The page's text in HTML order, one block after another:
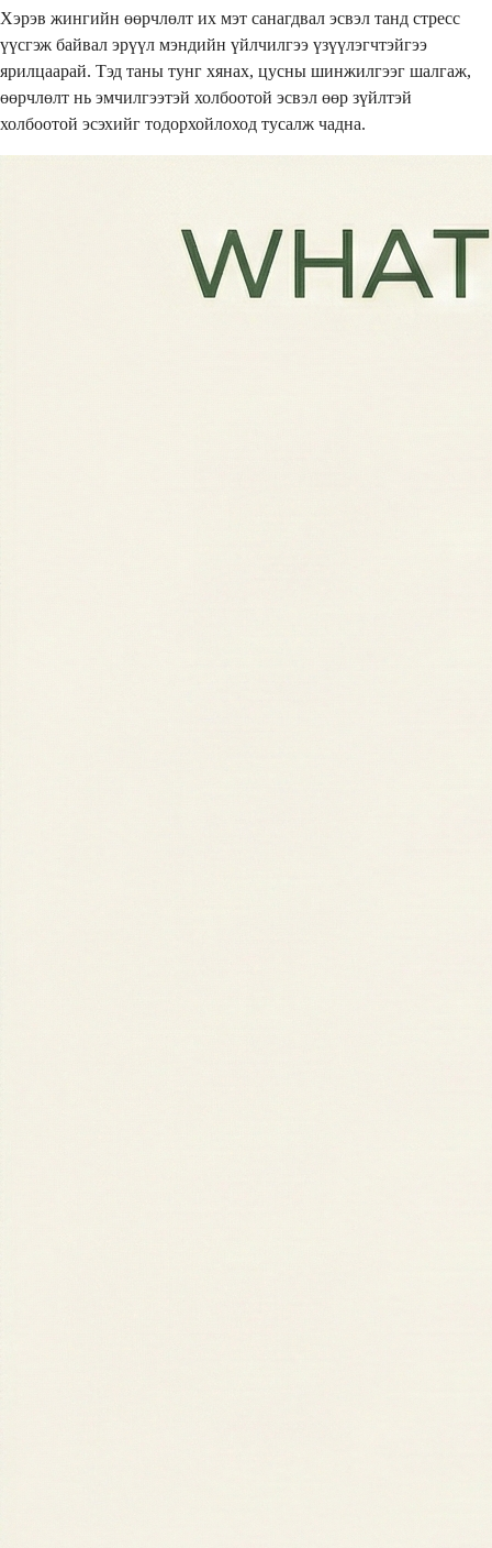
Хэрэв жингийн өөрчлөлт их мэт санагдвал эсвэл танд стресс
үүсгэж байвал эрүүл мэндийн үйлчилгээ үзүүлэгчтэйгээ
ярилцаарай. Тэд таны тунг хянах, цусны шинжилгээг шалгаж,
өөрчлөлт нь эмчилгээтэй холбоотой эсвэл өөр зүйлтэй
холбоотой эсэхийг тодорхойлоход тусалж чадна.